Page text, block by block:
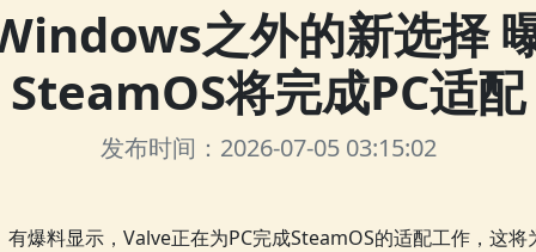
之外的新选择
SteamOS将完成PC适配
发布时间：2026-07-05 03:15:02
有爆料显示，Valve正在为PC完成SteamOS的适配工作，这将